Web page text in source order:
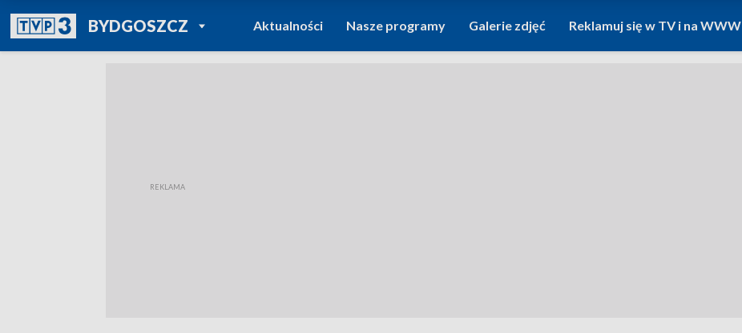
BYDGOSZCZPOWRÓT DO
TVP REGIONY
Aktualności Nasze programy Galerie zdjęć Reklamuj się w TV i na WWW